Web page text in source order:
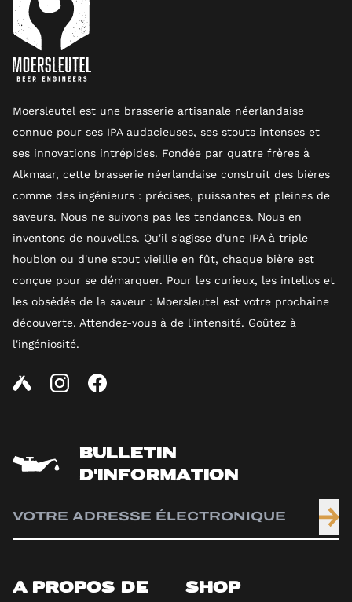
Moersleutel est une brasserie artisanale néerlandaise
connue pour ses IPA audacieuses, ses stouts intenses et
ses innovations intrépides. Fondée par quatre frères à
Alkmaar, cette brasserie néerlandaise construit des bières
comme des ingénieurs : précises, puissantes et pleines de
saveurs. Nous ne suivons pas les tendances. Nous en
inventons de nouvelles. Qu'il s'agisse d'une IPA à triple
houblon ou d'une stout vieillie en fût, chaque bière est
conçue pour se démarquer. Pour les curieux, les intellos et
les obsédés de la saveur : Moersleutel est votre prochaine
découverte. Attendez-vous à de l'intensité. Goûtez à
l'ingéniosité.
BULLETIN
D'INFORMATION
A PROPOS DE SHOP